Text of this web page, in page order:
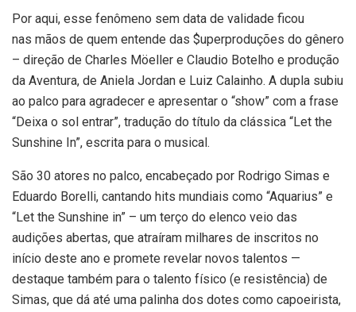
Por aqui, esse fenômeno sem data de validade ficou
nas mãos de quem entende das $uperproduções do gênero
– direção de Charles Möeller e Claudio Botelho e produção
da Aventura, de Aniela Jordan e Luiz Calainho. A dupla subiu
ao palco para agradecer e apresentar o “show” com a frase
“Deixa o sol entrar”, tradução do título da clássica “Let the
Sunshine In”, escrita para o musical.
São 30 atores no palco, encabeçado por Rodrigo Simas e
Eduardo Borelli, cantando hits mundiais como “Aquarius” e
“Let the Sunshine in” – um terço do elenco veio das
audições abertas, que atraíram milhares de inscritos no
início deste ano e promete revelar novos talentos —
destaque também para o talento físico (e resistência) de
Simas, que dá até uma palinha dos dotes como capoeirista,